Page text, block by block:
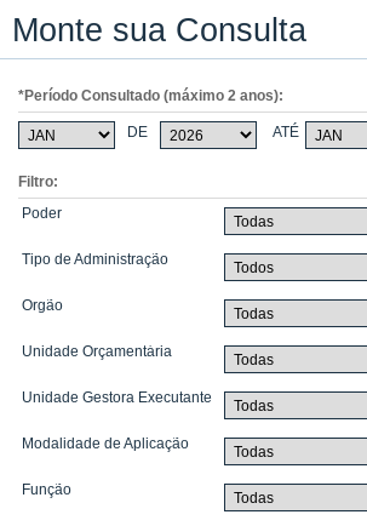
Monte sua Consulta
*Período Consultado (máximo 2 anos):
DE ATÉ
Filtro:
Poder
Tipo de Administração
Órgão
Unidade Orçamentária
Unidade Gestora Executante
Modalidade de Aplicação
Função